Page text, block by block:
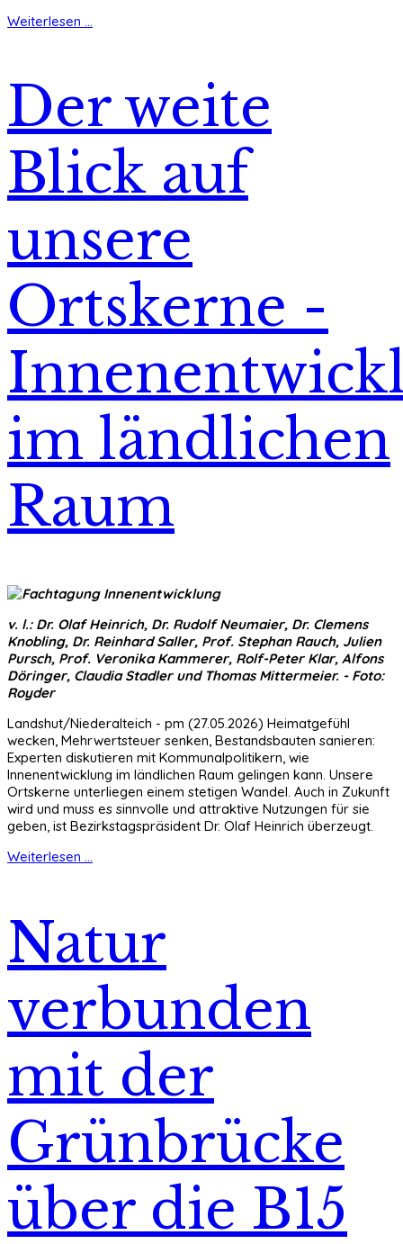
Weiterlesen ...
Der weite
Blick auf
unsere
Ortskerne -
im ländlichen
Raum
v. l.: Dr. Olaf Heinrich, Dr. Rudolf Neumaier, Dr. Clemens
Knobling, Dr. Reinhard Saller, Prof. Stephan Rauch, Julien
Pursch, Prof. Veronika Kammerer, Rolf-Peter Klar, Alfons
Döringer, Claudia Stadler und Thomas Mittermeier. - Foto:
Royder
Landshut/Niederalteich - pm (27.05.2026) Heimatgefühl
wecken, Mehrwertsteuer senken, Bestandsbauten sanieren:
Experten diskutieren mit Kommunalpolitikern, wie
Innenentwicklung im ländlichen Raum gelingen kann. Unsere
Ortskerne unterliegen einem stetigen Wandel. Auch in Zukunft
wird und muss es sinnvolle und attraktive Nutzungen für sie
geben, ist Bezirkstagspräsident Dr. Olaf Heinrich überzeugt.
Weiterlesen ...
Natur
verbunden
mit der
Grünbrücke
über die B15